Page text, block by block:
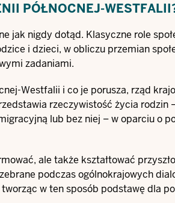
PÓŁNOCNEJ-
jak nigdy dotąd. Klasyczne role
i dzieci, w obliczu przemian
zadaniami.
Westfalii i co je porusza, rząd
rzeczywistość życia rodzin
lub bez niej – w oparciu o
ale także kształtować
podczas ogólnokrajowych
w ten sposób podstawę dla